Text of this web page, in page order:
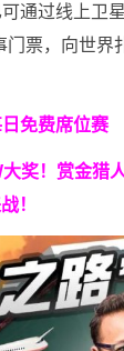
通过线上卫
门票，向世界
免费席位赛
大奖！ 赏金猎
！